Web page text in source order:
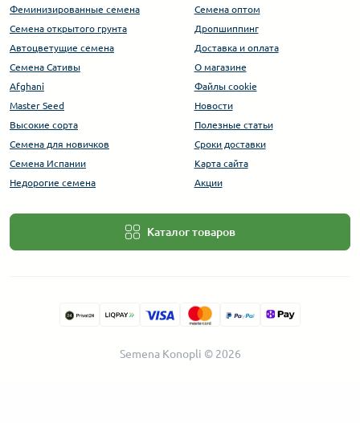
Феминизированные семена
Семена открытого грунта
Автоцветущие семена
Семена Сативы
Afghani
Master Seed
Высокие сорта
Cемена для новичков
Семена Испании
Недорогие семена
Семена оптом
Дропшиппинг
Доставка и оплата
О магазине
Файлы cookie
Новости
Полезные статьи
Сроки доставки
Карта сайта
Акции
Каталог товаров
Semena Konopli © 2026